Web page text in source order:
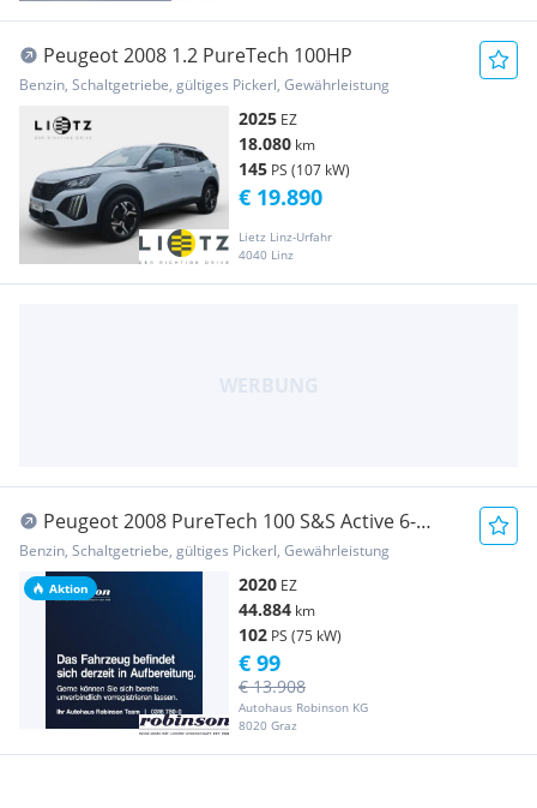
Peugeot 2008 1.2 PureTech 100HP
Benzin, Schaltgetriebe, gültiges Pickerl, Gewährleistung
2025 EZ
18.080 km
145 PS (107 kW)
Lietz Linz-Urfahr
4040 Linz
€ 19.890
Aktion
Peugeot 2008 PureTech 100 S&S Active 6-
Gang-Manuell
Benzin, Schaltgetriebe, gültiges Pickerl, Gewährleistung
2020 EZ
44.884 km
102 PS (75 kW)
Autohaus Robinson KG
8020 Graz
€ 13.908
€ 99